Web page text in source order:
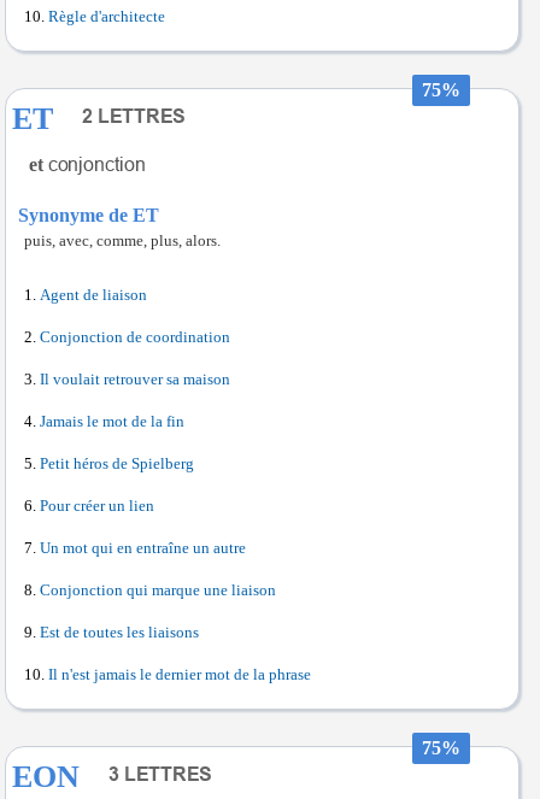
Règle d'architecte
75%
ET
et
Synonyme de ET
puis, avec, comme, plus, alors.
Agent de liaison
Conjonction de coordination
Il voulait retrouver sa maison
Jamais le mot de la fin
Petit héros de Spielberg
Pour créer un lien
Un mot qui en entraîne un autre
Conjonction qui marque une liaison
Est de toutes les liaisons
Il n'est jamais le dernier mot de la phrase
75%
EON